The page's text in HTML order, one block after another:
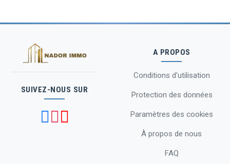
SUIVEZ-NOUS SUR
A PROPOS
Conditions d'utilisation
Protection des données
Paramètres des cookies
À propos de nous
FAQ